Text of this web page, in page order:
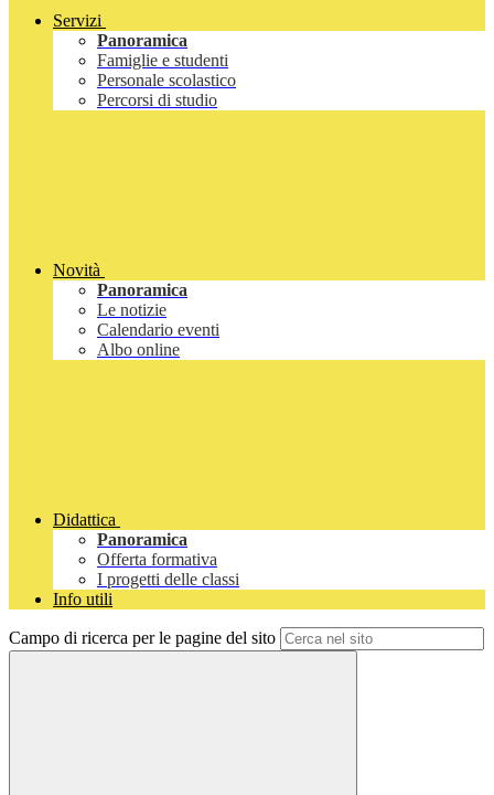
Servizi
Panoramica
Famiglie e studenti
Personale scolastico
Percorsi di studio
Novità
Panoramica
Le notizie
Calendario eventi
Albo online
Didattica
Panoramica
Offerta formativa
I progetti delle classi
Info utili
Campo di ricerca per le pagine del sito